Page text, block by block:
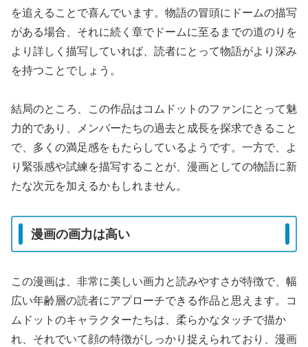
を追えることで喜んでいます。物語の冒頭にドームの描写
がある場合、それに続く章でドームに至るまでの道のりを
より詳しく描写していれば、読者にとって物語がより深み
を持つことでしょう。
結局のところ、この作品はコムドットのファンにとって魅
力的であり、メンバーたちの過去と成長を探求できること
で、多くの満足感をもたらしているようです。一方で、よ
り緊張感や試練を描写することが、漫画としての物語に新
たな次元を加えるかもしれません。
漫画の画力は高い
この漫画は、非常に美しい画力と読みやすさが特徴で、幅
広い年齢層の読者にアプローチできる作品と思えます。コ
ムドットのキャラクターたちは、柔らかなタッチで描か
れ、それでいて顔の特徴がしっかり捉えられており、漫画